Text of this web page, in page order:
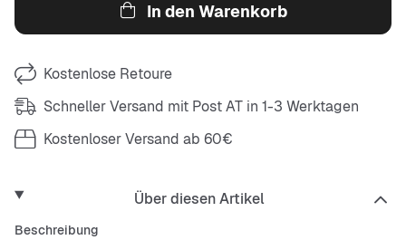
In den Warenkorb
Kostenlose Retoure
Schneller Versand mit Post AT in 1-3 Werktagen
Kostenloser Versand ab 60€
Über diesen Artikel
Beschreibung